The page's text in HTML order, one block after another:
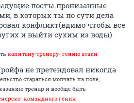
посты пронизанные
в которых ты по сути дела
конфликт(вдимо чтобы все
и выйти сухим из воды)
капитану-тренеру- гению атаки
не претендовал никогда
стараться молчать на поле,
тренар и вообще быть
командного гения